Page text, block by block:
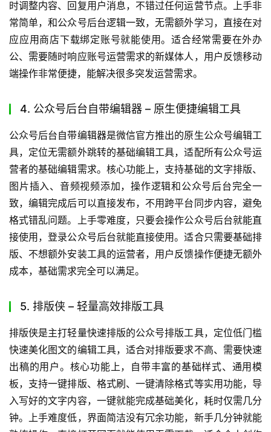
台的账号管理需求。核心功能上，支持多账号一键切换、内
容同步分发、统一素材管理，不用反复登录不同账号后台，
大幅提升多账号运营效率。还自带基础排版功能、热点追踪
模块，能帮你快速掌握行业热点，调整内容方向。上手难度
低，新手跟着操作引导就能快速熟悉功能，直接在浏览器安
运营从业者，用户普遍反馈能有效降低多账号管理的操作成
本。
3. 公众号助手 – 移动端专属运营工具
公众号助手是官方推出的移动端公众号运营工具，定位随时
随地可操作的轻量编辑工具，方便运营者在外随时处理账号
相关事务。核心功能上，支持移动端图文编辑、消息回复、
粉丝管理、数据查看，你在通勤、外出见客户的时候也能随
时调整内容、回复用户消息，不错过任何运营节点。上手非
常简单，和公众号后台逻辑一致，无需额外学习，直接在对
公、需要随时响应账号运营需求的新媒体人，用户反馈移动
端操作非常便捷，能解决很多突发运营需求。
4. 公众号后台自带编辑器 – 原生便捷编辑工具
公众号后台自带编辑器是微信官方推出的原生公众号编辑工
具，定位无需额外跳转的基础编辑工具，适配所有公众号运
营者的基础编辑需求。核心功能上，支持基础的文字排版、